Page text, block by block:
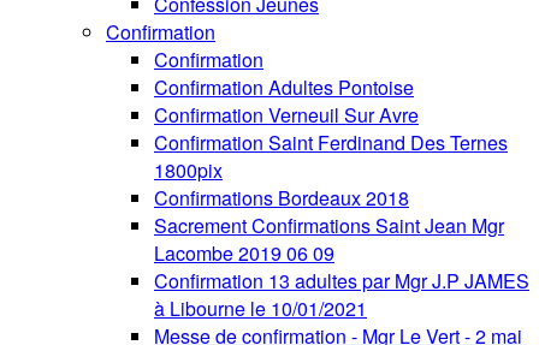
Confirmation
Confirmation
Confirmation Adultes Pontoise
Confirmation Verneuil Sur Avre
Confirmation Saint Ferdinand Des Ternes
1800pix
Confirmations Bordeaux 2018
Sacrement Confirmations Saint Jean Mgr
Lacombe 2019 06 09
Confirmation 13 adultes par Mgr J.P JAMES
à Libourne le 10/01/2021
Messe de confirmation - Mgr Le Vert - 2 mai